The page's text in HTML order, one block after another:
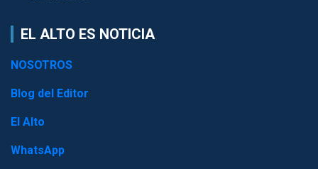
EL ALTO ES NOTICIA
NOSOTROS
Blog del Editor
El Alto
WhatsApp